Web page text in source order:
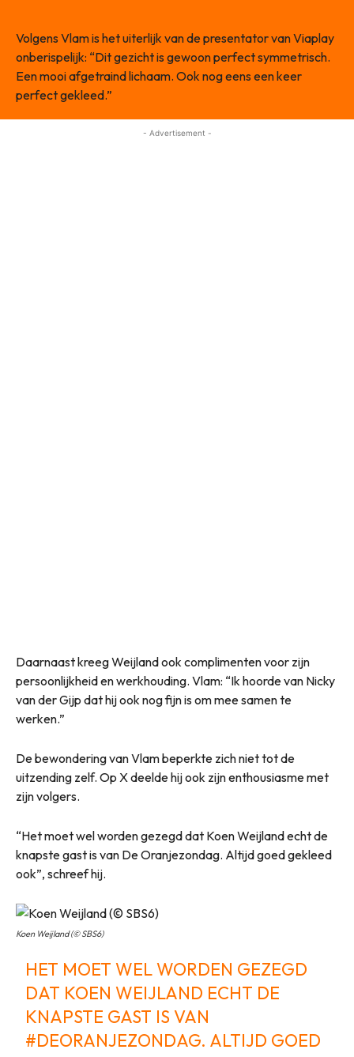
Volgens Vlam is het uiterlijk van de presentator van Viaplay
onberispelijk: “Dit gezicht is gewoon perfect symmetrisch.
Een mooi afgetraind lichaam. Ook nog eens een keer
perfect gekleed.”
- Advertisement -
Daarnaast kreeg Weijland ook complimenten voor zijn
persoonlijkheid en werkhouding. Vlam: “Ik hoorde van Nicky
van der Gijp dat hij ook nog fijn is om mee samen te
werken.”
De bewondering van Vlam beperkte zich niet tot de
uitzending zelf. Op X deelde hij ook zijn enthousiasme met
zijn volgers.
“Het moet wel worden gezegd dat Koen Weijland echt de
knapste gast is van De Oranjezondag. Altijd goed gekleed
ook”, schreef hij.
Koen Weijland (© SBS6)
HET MOET WEL WORDEN GEZEGD
DAT KOEN WEIJLAND ECHT DE
KNAPSTE GAST IS VAN
#DEORANJEZONDAG. ALTIJD GOED